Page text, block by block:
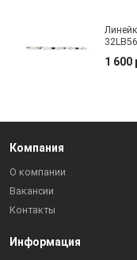
1 600
Компания
О компании
Вакансии
Контакты
Информация